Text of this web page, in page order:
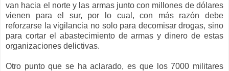
van hacia el norte y las armas junto con millones de dólares
vienen para el sur, por lo cual, con más razón debe
reforzarse la vigilancia no solo para decomisar drogas, sino
para cortar el abastecimiento de armas y dinero de estas
organizaciones delictivas.
Otro punto que se ha aclarado, es que los 7000 militares